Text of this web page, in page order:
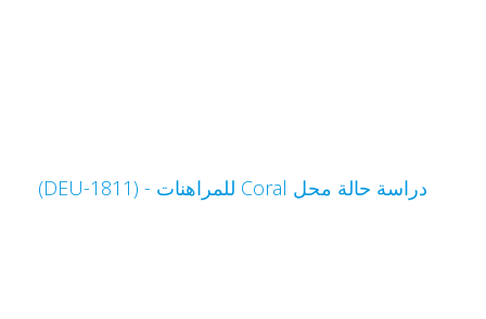
دراسة حالة محل Coral للمراهنات - (DEU-1811)